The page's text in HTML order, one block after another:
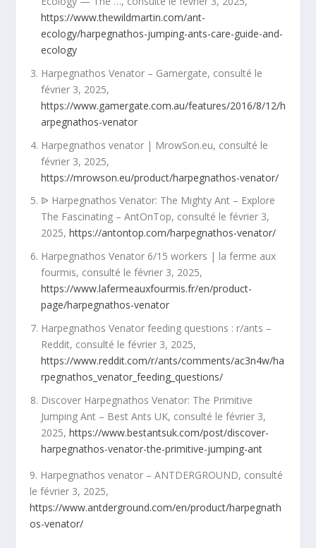
https://www.thewildmartin.com/ant-
ecology/harpegnathos-jumping-ants-care-guide-and-
ecology
Harpegnathos Venator – Gamergate, consulté le
février 3, 2025,
https://www.gamergate.com.au/features/2016/8/12/h
arpegnathos-venator
Harpegnathos venator | MrowSon.eu, consulté le
février 3, 2025,
https://mrowson.eu/product/harpegnathos-venator/
ᐉ Harpegnathos Venator: The Mighty Ant – Explore
The Fascinating – AntOnTop, consulté le février 3,
2025,https://antontop.com/harpegnathos-venator/
Harpegnathos Venator 6/15 workers | la ferme aux
fourmis, consulté le février 3, 2025,
https://www.lafermeauxfourmis.fr/en/product-
page/harpegnathos-venator
Harpegnathos Venator feeding questions : r/ants –
Reddit, consulté le février 3, 2025,
https://www.reddit.com/r/ants/comments/ac3n4w/ha
rpegnathos_venator_feeding_questions/
Discover Harpegnathos Venator: The Primitive
Jumping Ant – Best Ants UK, consulté le février 3,
2025,https://www.bestantsuk.com/post/discover-
harpegnathos-venator-the-primitive-jumping-ant
9. Harpegnathos venator – ANTDERGROUND, consulté
le février 3, 2025,
https://www.antderground.com/en/product/harpegnath
os-venator/